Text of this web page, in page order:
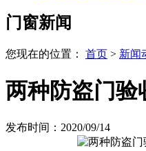
门窗新闻
您现在的位置： 首页 > 新闻
两种防盗门验
发布时间：2020/09/14